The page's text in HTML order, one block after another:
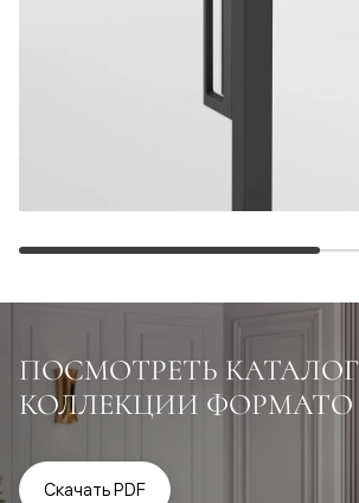
ПОСМОТРЕТЬ КАТАЛОГ
КОЛЛЕКЦИИ ФОРМАТО
Скачать PDF